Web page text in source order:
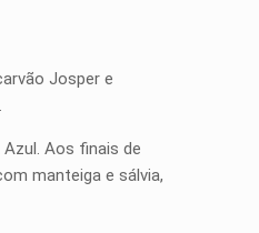
Josper e
Aos finais de
manteiga e sálvia,